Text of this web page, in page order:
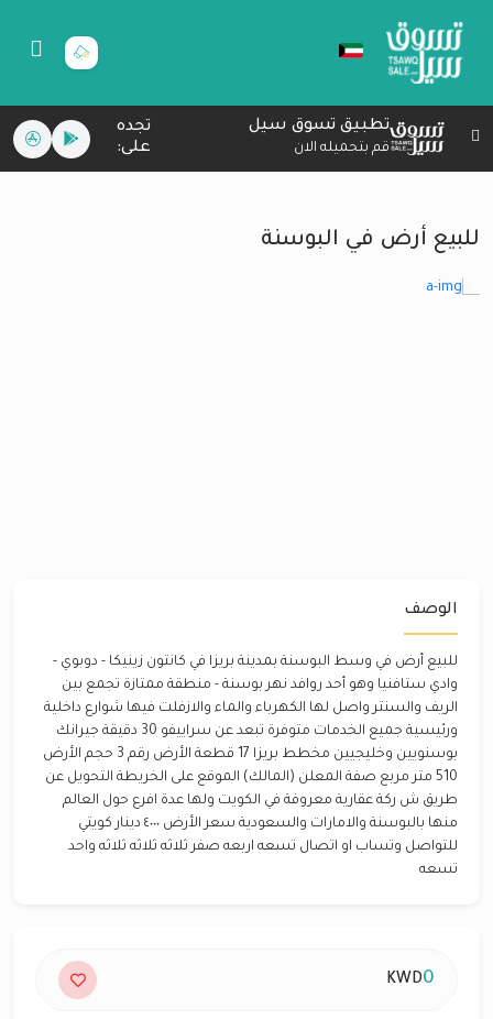
تطبيق تسوق سيل
قم بتحميله الان
تجده
على:
للبيع أرض في البوسنة
الوصف
للبيع أرض في وسط البوسنة بمدينة بريزا في كانتون زينيكا - دوبوي -
وادي ستافنيا وهو أحد روافد نهر بوسنة - منطقة ممتازة تجمع بين
الريف والسنتر واصل لها الكهرباء والماء والازفلت فيها شوارع داخلية
ورئيسية جميع الخدمات متوفرة تبعد عن سراييفو 30 دقيقة جيرانك
بوسنويين وخليجيين مخطط بريزا 17 قطعة الأرض رقم 3 حجم الأرض
510 متر مربع صفة المعلن (المالك) الموقع على الخريطة التحويل عن
طريق ش ركة عقارية معروفة في الكويت ولها عدة افرع حول العالم
منها بالبوسنة والامارات والسعودية سعر الأرض ٤٠٠٠ دينار كويتي
للتواصل وتساب او اتصال تسعه اربعه صفر ثلاثه ثلاثه ثلاثه واحد
تسعه
0
KWD